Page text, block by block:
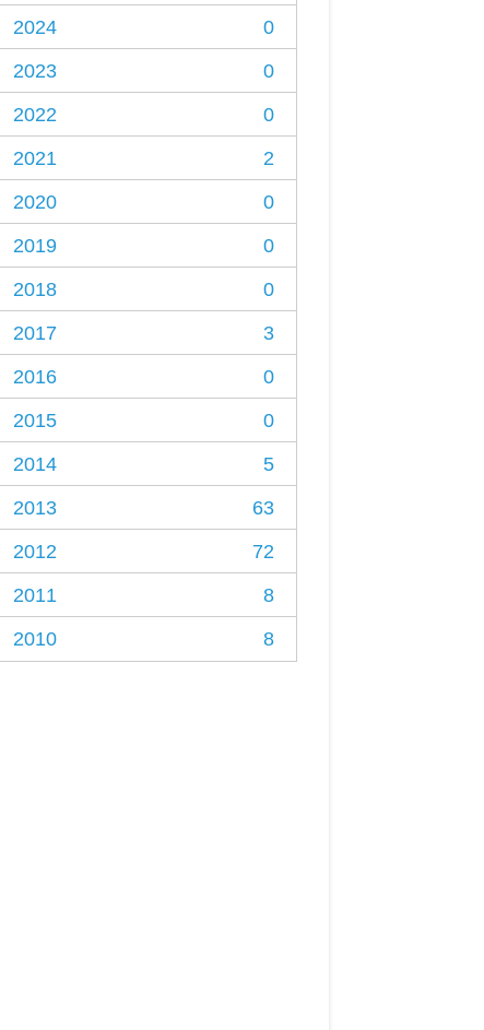
2024
0
2023
0
2022
0
2021
2
2020
0
2019
0
2018
0
2017
3
2016
0
2015
0
2014
5
2013
63
2012
72
2011
8
2010
8